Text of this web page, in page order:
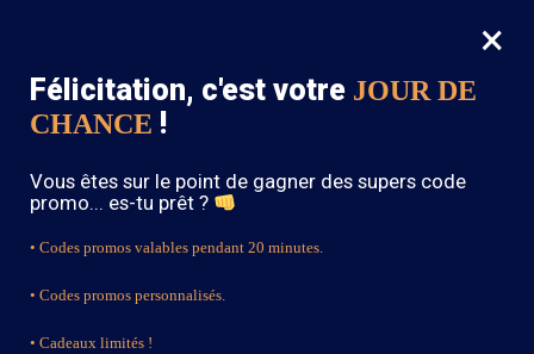
0
SOLDES : -15% sur toute la boutique avec le code « BOHEME15 »
×
Félicitation, c'est votre JOUR DE
CHANCE !
Vous êtes sur le point de gagner des supers code
promo... es-tu prêt ?
• Codes promos valables pendant 20 minutes.
• Codes promos personnalisés.
• Cadeaux limités !